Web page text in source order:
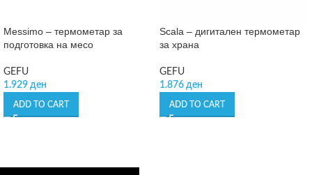
Messimo – термометар за
подготовка на месо
GEFU
1.929 ден
ADD TO CART
Scala – дигитален термометар
за храна
GEFU
1.876 ден
ADD TO CART